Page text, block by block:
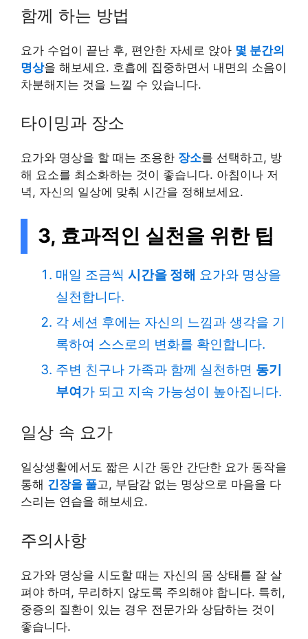
함께 하는 방법
요가 수업이 끝난 후, 편안한 자세로 앉아 몇 분간의
명상을 해보세요. 호흡에 집중하면서 내면의 소음이
차분해지는 것을 느낄 수 있습니다.
타이밍과 장소
요가와 명상을 할 때는 조용한 장소를 선택하고, 방
해 요소를 최소화하는 것이 좋습니다. 아침이나 저
녁, 자신의 일상에 맞춰 시간을 정해보세요.
3, 효과적인 실천을 위한 팁
매일 조금씩 시간을 정해 요가와 명상을
실천합니다.
각 세션 후에는 자신의 느낌과 생각을 기
록하여 스스로의 변화를 확인합니다.
주변 친구나 가족과 함께 실천하면 동기
부여가 되고 지속 가능성이 높아집니다.
일상 속 요가
일상생활에서도 짧은 시간 동안 간단한 요가 동작을
통해 긴장을 풀고, 부담감 없는 명상으로 마음을 다
스리는 연습을 해보세요.
주의사항
요가와 명상을 시도할 때는 자신의 몸 상태를 잘 살
펴야 하며, 무리하지 않도록 주의해야 합니다. 특히,
중증의 질환이 있는 경우 전문가와 상담하는 것이
좋습니다.